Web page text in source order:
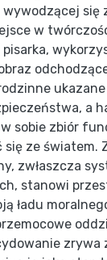
się
w
a
sobie zbiór
ze światem.
zwłaszcza
stanowi
ładu
zrywa